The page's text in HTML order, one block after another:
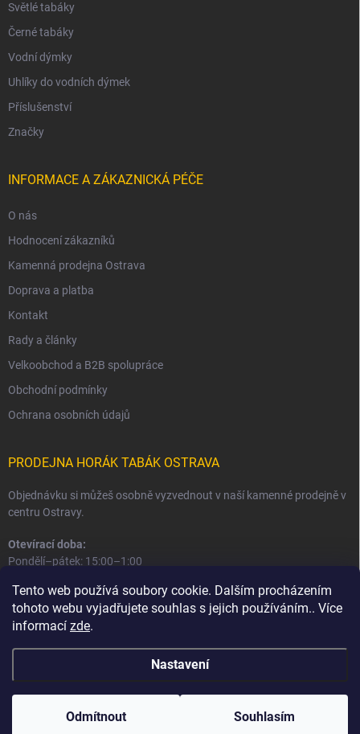
Tento web používá soubory cookie. Dalším procházením
tohoto webu vyjadřujete souhlas s jejich používáním.. Více
informací zde.
Nastavení
Odmítnout Souhlasím
Světlé tabáky
Černé tabáky
Vodní dýmky
Uhlíky do vodních dýmek
Příslušenství
Značky
INFORMACE A ZÁKAZNICKÁ PÉČE
O nás
Hodnocení zákazníků
Kamenná prodejna Ostrava
Doprava a platba
Kontakt
Rady a články
Velkoobchod a B2B spolupráce
Obchodní podmínky
Ochrana osobních údajů
PRODEJNA HORÁK TABÁK OSTRAVA
Objednávku si můžeš osobně vyzvednout v naší kamenné prodejně v
centru Ostravy.
Otevírací doba:
Pondělí–pátek: 15:00–1:00
Informace o prodejně a osobním odběru
Copyright 2026Horák Tabák. Všechna práva vyhrazena.